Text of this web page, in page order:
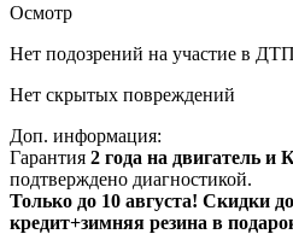
Осмотр
Нет подозрений на участие в ДТП
Нет скрытых повреждений
Доп. информация:
Гарантия 2 года на двигатель и
подтверждено диагностикой.
Только до 10 августа! Скидки
кредит+зимняя резина в